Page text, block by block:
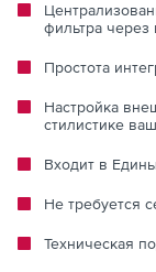
фильтра через
Простота
Настройка
стилистике
Входит в
Не требуется
Техническая